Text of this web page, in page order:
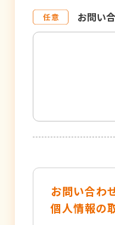
お問い
お問い合わ
個人情報の